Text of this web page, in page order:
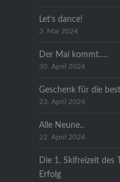
Let’s dance!
3. Mai 2024
Der Mai kommt….
30. April 2024
Geschenk für die
23. April 2024
Alle Neune..
22. April 2024
Die 1. Skifreizeit des
Erfolg